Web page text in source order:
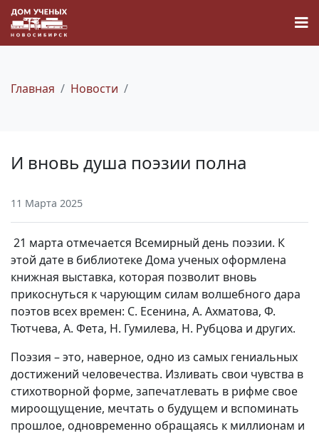
Наука
О Доме учёных
Виртуальный тур
Контакты
Вакансии
Главная Новости
И вновь душа поэзии полна
11 Марта 2025
21 марта отмечается Всемирный день поэзии. К
этой дате в библиотеке Дома ученых оформлена
книжная выставка, которая позволит вновь
прикоснуться к чарующим силам волшебного дара
поэтов всех времен: С. Есенина, А. Ахматова, Ф.
Тютчева, А. Фета, Н. Гумилева, Н. Рубцова и других.
Поэзия – это, наверное, одно из самых гениальных
достижений человечества. Изливать свои чувства в
стихотворной форме, запечатлевать в рифме свое
мироощущение, мечтать о будущем и вспоминать
прошлое, одновременно обращаясь к миллионам и